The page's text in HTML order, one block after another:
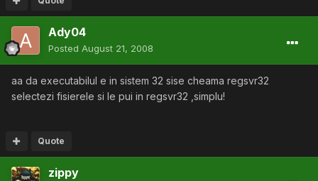
Ady04
Posted August 21, 2008
aa da executabilul e in sistem 32 sise cheama regsvr32
selectezi fisierele si le pui in regsvr32 ,simplu!
Quote
zippy